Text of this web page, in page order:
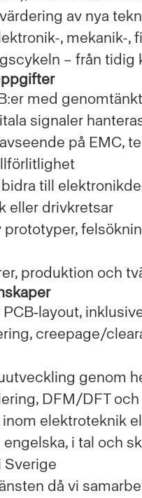
av nya
, mekanik-
– från
med
signaler
på EMC,
till
eller drivkretsar
produktion och
creepage/
genom
DFM/DFT
elektroteknik
i tal och
Sverige
då vi